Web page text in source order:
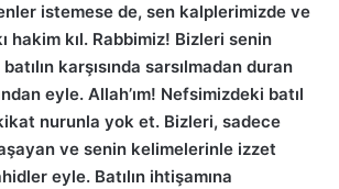
istemese de, sen kalplerimizde ve
hakim kıl. Rabbimiz! Bizleri senin
karşısında sarsılmadan duran
eyle. Allah’ım! Nefsimizdeki batıl
nurunla yok et. Bizleri, sadece
ve senin kelimelerinle izzet
eyle. Batılın ihtişamına